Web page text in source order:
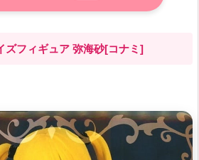
ズフィギュア 弥海砂[コナミ]